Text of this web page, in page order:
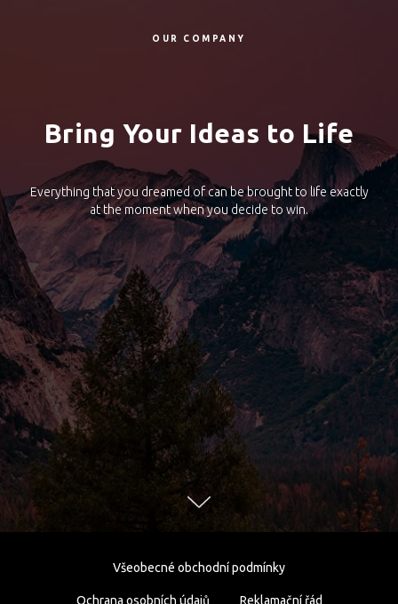
OUR COMPANY
Bring Your Ideas to Life
Everything that you dreamed of can be brought to life exactly
at the moment when you decide to win.
Všeobecné obchodní podmínky
Ochrana osobních údajů Reklamační řád